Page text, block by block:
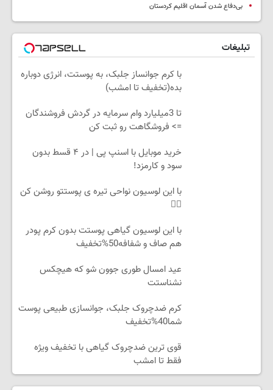
بی‌دفاع شدن آسمان اقلیم کردستان
تبلیغات
با کرم جوانساز جلبک، به پوستت، انرژی دوباره
بده(تخفیف تا امشب)
تا 3میلیارد وام سرمایه در گردش فروشندگان
=> فروشگاهت رو ثبت کن
خرید موبایل با اسنپ پی | در ۴ قسط بدون
سود و کارمزد!
با این لوسیون نواحی تیره ی پوستتو روشن کن
👌🏻
با این لوسیون گیاهی پوستت بدون کرم پودر
هم صاف و شفافه50%تخفیف
عید امسال طوری جوون شو که هیچکس
نشناستت
کرم ضدچروک جلبک، جوانسازی طبیعی پوست
شما40%تخفیف
قوی ترین ضدچروک گیاهی با تخفیف ویژه
فقط تا امشب